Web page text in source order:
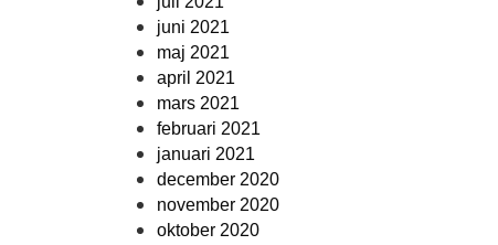
juni 2021
maj 2021
april 2021
mars 2021
februari 2021
januari 2021
december 2020
november 2020
oktober 2020